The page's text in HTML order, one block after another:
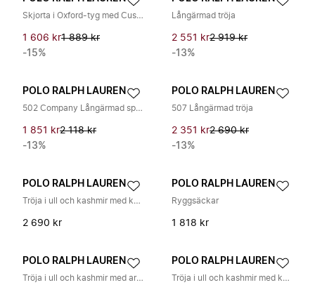
Skjorta i Oxford-tyg med Custom Fit-passform
1 606 kr1 889 kr
-15%
Långärmad tröja
2 551 kr2 919 kr
-13%
POLO RALPH LAUREN
502 Company Långärmad sportskjorta
1 851 kr2 118 kr
-13%
POLO RALPH LAUREN
507 Långärmad tröja
2 351 kr2 690 kr
-13%
POLO RALPH LAUREN
Tröja i ull och kashmir med kabelstickning
2 690 kr
POLO RALPH LAUREN
Ryggsäckar
1 818 kr
POLO RALPH LAUREN
Tröja i ull och kashmir med armbågslappar
POLO RALPH LAUREN
Tröja i ull och kashmir med kabelstickning